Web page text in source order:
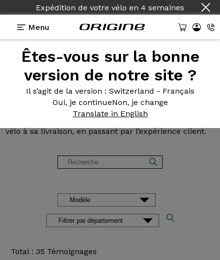
Expédition de votre vélo en 4 semaines
Menu
Êtes-vous sur la bonne
version de notre site ?
Il s’agit de la version : Switzerland - Français
Oui, je continueNon, je change
Translate in English
Avis ettémoignages des
clients Origine
Lisez les avis sur nos vélos de Route, Gravel, VTT et
vélo à sa livraison, en passant par l’expérience client.
Total : 35 Témoignages